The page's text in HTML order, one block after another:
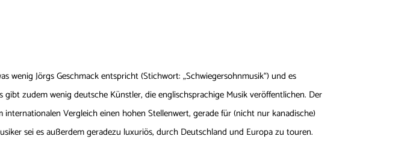
Jörgs Geschmack entspricht (Stichwort: „Schwiegersohnmusik“) und es
zudem wenig deutsche Künstler, die englischsprachige Musik veröffentlichen. Der
Vergleich einen hohen Stellenwert, gerade für (nicht nur kanadische)
sei es außerdem geradezu luxuriös, durch Deutschland und Europa zu touren.